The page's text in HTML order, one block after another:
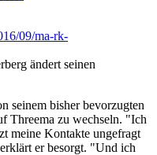
09/ma-rk-
ändert seinen
seinem bisher bevorzugten
Threema zu wechseln. "Ich
meine Kontakte ungefragt
er besorgt. "Und ich